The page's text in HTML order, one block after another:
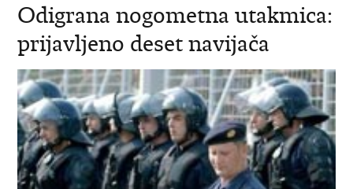
Odigrana nogometna utakmica:
prijavljeno deset navijača